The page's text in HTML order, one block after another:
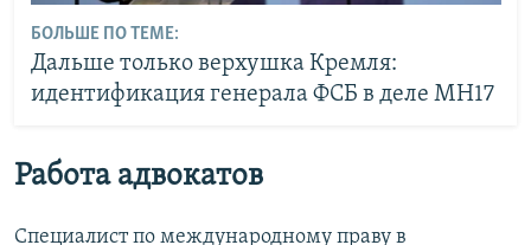
БОЛЬШЕ ПО ТЕМЕ:
Дальше только верхушка Кремля:
идентификация генерала ФСБ в деле MH17
Работа адвокатов
Специалист по международному праву в